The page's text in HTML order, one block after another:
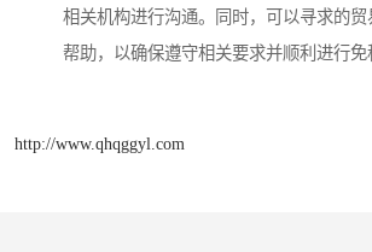
相关机构进行沟通。同时，可以寻求的
帮助，以确保遵守相关要求并顺利进行免
http://www.qhqggyl.com